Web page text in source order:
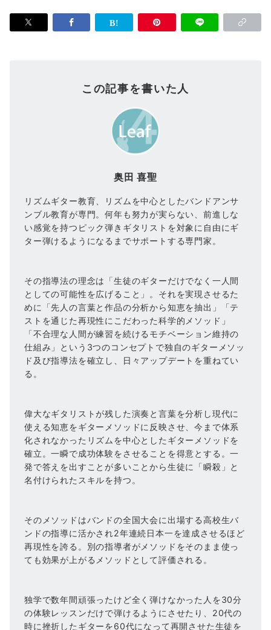
この記事を書いた人
奥田 喜聖
リズムギター教育、リズムを中心としたバンドアンサ
ンブル教育が専門。何年も努力が実らない、前進しな
い感覚を持つピック弾きギタリストを対象に自由にギ
ター弾けるようになるまでサポートする専門家。
その指導法の理念は「生徒のギターだけでなく一人間
としての可能性を広げること」。それを実現させるた
めに「先人の言葉と作品の分析から知恵を抽出」「テ
ストを通じた再現性にこだわった科学的メソッド」
「不合理な人間が練習を続けるモチベーション維持の
仕組み」という3つのコンセプトで独自のギターメソッ
ド及び指導法を確立し、日々アップデートを重ねてい
る。
偉大なギタリストが残した演奏と言葉を分析し現代に
使える知恵をギターメソッドに反映させ、今まで体系
化されなかったリズムを中心としたギターメソッドを
確立。一瞬で成功体験をさせることを得意とする。一
発で答えを出すことが多いことから生徒に「瞬殺」と
名付けられたスキルを持つ。
そのメソッドはバンドの全国大会に出場する高校生バ
ンドの指導に活かされ2年連続日本一を達成させるほど
再現性を誇る。別の指導者がメソッドをそのまま使っ
ても効果が上がるメソッドとして評価される。
独学で数年間頑張ったけど全く弾けなかった人を30分
の体験レッスンだけで弾けるようにさせたり、20代の
時に挫折したギターを60代になって再開させた生徒を